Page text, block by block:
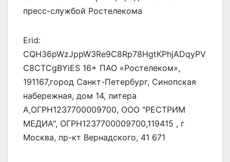
пресс-службой Ростелекома
Erid:
CQH36pWzJppW3Re9C8Rp78HgtKPhjADqyPV
C8CTCgBYiES 16+ ПАО «Ростелеком»,
191167,город Санкт-Петербург, Синопская
набережная, дом 14, литера
А,ОГРН1237700009700, ООО "РЕСТРИМ
МЕДИА", ОГРН1237700009700,119415 , г
Москва, пр-кт Вернадского, 41 671